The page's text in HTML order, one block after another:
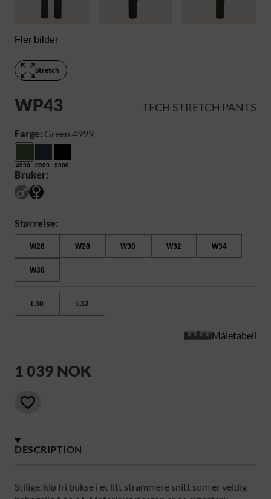
Fler bilder
Stretch
WP43 TECH STRETCH PANTS
Farge: Green 4999
4999 8999 9900
Bruker:
Størrelse:
W26 W28 W30 W32 W34
W36
L30 L32
Måletabell
1 039 NOK
DESCRIPTION
Stilige, klø fri bukse i et litt strammere snitt som er veldig